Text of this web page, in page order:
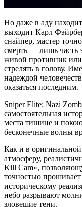
Но даже в аду
выходит Карл
снайпер, мастер
смерть — лишь часть
живой противник
стрелять в голову.
надеждой
оказаться последним.
Sniper Elite: Nazi
самостоятельная
места тишине и
бесконечные волны
Как и в
атмосферу,
Kill Cam»,
точностью
историческому
небо разрывают
зловещие тени.